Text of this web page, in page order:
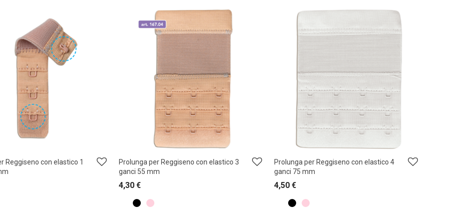
Reggiseno con elastico 1
Prolunga per Reggiseno con elastico 3
ganci 55 mm
4,30 €
Prolunga per Reggiseno con elastico 4
ganci 75 mm
4,50€